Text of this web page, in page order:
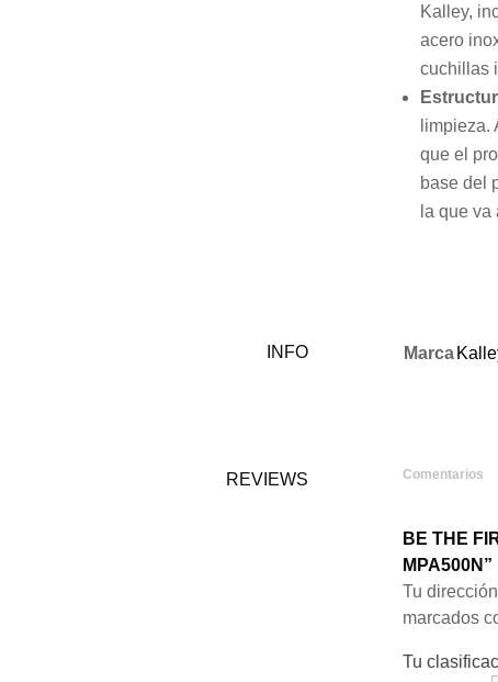
Kalley,
acero
cuchillas
que el
base del
la que va
INFO Marca
REVIEWS Comentarios
BE THE
MPA500N”
Tu
marcados
Tu